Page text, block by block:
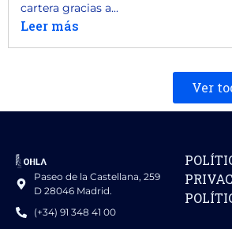
cartera gracias a...
Leer más
Ver
Paseo de la Castellana, 259
D 28046 Madrid.
(+34) 91 348 41 00